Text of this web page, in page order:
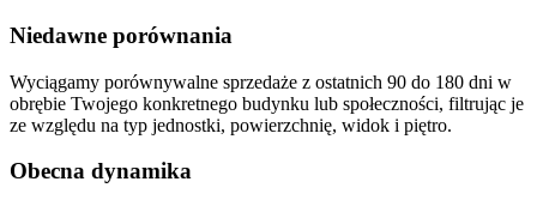
Niedawne porównania
Wyciągamy porównywalne sprzedaże z ostatnich 90 do 180 dni w
obrębie Twojego konkretnego budynku lub społeczności, filtrując je
ze względu na typ jednostki, powierzchnię, widok i piętro.
Obecna dynamika